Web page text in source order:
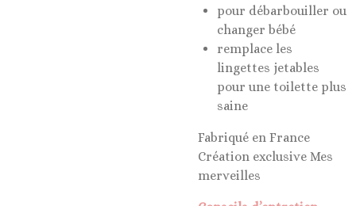
pour débarbouiller ou
changer bébé
remplace les
lingettes jetables
pour une toilette plus
saine
Fabriqué en France
Création exclusive Mes
merveilles